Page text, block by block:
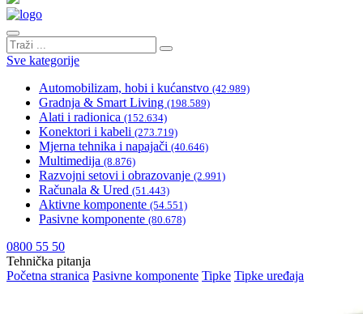
Sve kategorije
Automobilizam, hobi i kućanstvo (42.989)
Gradnja & Smart Living (198.589)
Alati i radionica (152.634)
Konektori i kabeli (273.719)
Mjerna tehnika i napajači (40.646)
Multimedija (8.876)
Razvojni setovi i obrazovanje (2.991)
Računala & Ured (51.443)
Aktivne komponente (54.551)
Pasivne komponente (80.678)
0800 55 50
Tehnička pitanja
Početna stranica Pasivne komponente Tipke Tipke uređaja